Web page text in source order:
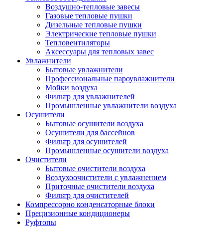
Воздушно-тепловые завесы
Газовые тепловые пушки
Дизельные тепловые пушки
Электрические тепловые пушки
Тепловентиляторы
Аксессуары для тепловых завес
Увлажнители
Бытовые увлажнители
Профессиональные пароувлажнители
Мойки воздуха
Фильтр для увлажнителей
Промышленные увлажнители воздуха
Осушители
Бытовые осушители воздуха
Осушители для бассейнов
Фильтр для осушителей
Промышленные осушители воздуха
Очистители
Бытовые очистители воздуха
Воздухоочистители с увлажнением
Приточные очистители воздуха
Фильтр для очистителей
Компрессорно конденсаторные блоки
Прецизионные кондиционеры
Руфтопы